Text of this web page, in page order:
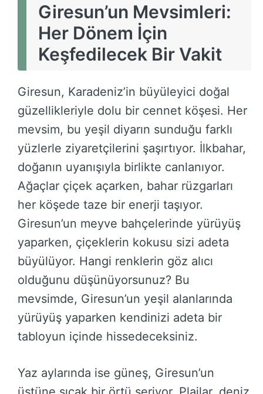
Giresun’un Mevsimleri:
Her Dönem İçin
Keşfedilecek Bir Vakit
Giresun, Karadeniz’in büyüleyici doğal
güzellikleriyle dolu bir cennet köşesi. Her
mevsim, bu yeşil diyarın sunduğu farklı
yüzlerle ziyaretçilerini şaşırtıyor. İlkbahar,
doğanın uyanışıyla birlikte canlanıyor.
Ağaçlar çiçek açarken, bahar rüzgarları
her köşede taze bir enerji taşıyor.
Giresun’un meyve bahçelerinde yürüyüş
yaparken, çiçeklerin kokusu sizi adeta
büyülüyor. Hangi renklerin göz alıcı
olduğunu düşünüyorsunuz? Bu
mevsimde, Giresun’un yeşil alanlarında
yürüyüş yaparken kendinizi adeta bir
tabloyun içinde hissedeceksiniz.
Yaz aylarında ise güneş, Giresun’un